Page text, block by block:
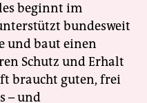
beginnt im
bundesweit
und baut einen
Schutz und Erhalt
braucht guten, frei
– und